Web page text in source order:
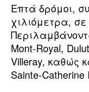
Επτά δρόμοι,
χιλιόμετρα,
Mont‑Royal,
Villeray, καθώς
Sainte‑Catherine